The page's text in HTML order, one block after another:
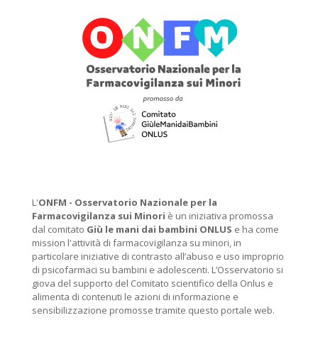
L'ONFM - Osservatorio Nazionale per la
Farmacovigilanza sui Minori è un iniziativa promossa
dal comitato Giù le mani dai bambini ONLUS e ha come
mission l'attività di farmacovigilanza su minori, in
particolare iniziative di contrasto all’abuso e uso improprio
di psicofarmaci su bambini e adolescenti. L’Osservatorio si
giova del supporto del Comitato scientifico della Onlus e
alimenta di contenuti le azioni di informazione e
sensibilizzazione promosse tramite questo portale web.